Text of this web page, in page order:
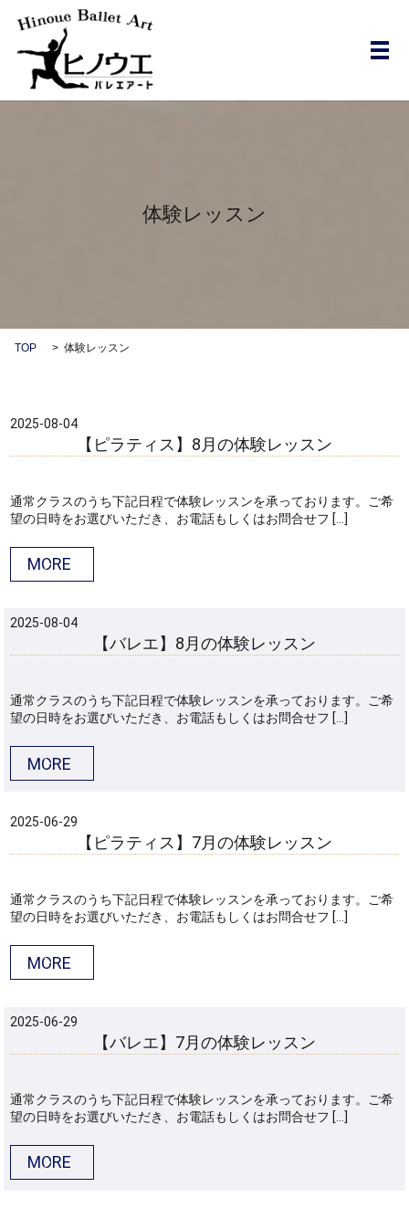
メ
体験レッスン
TOP 体験レッスン
2025-08-04
【ピラティス】8月の体験レッスン
通常クラスのうち下記日程で体験レッスンを承っております。ご希
望の日時をお選びいただき、お電話もしくはお問合せフ […]
MORE
2025-08-04
【バレエ】8月の体験レッスン
通常クラスのうち下記日程で体験レッスンを承っております。ご希
望の日時をお選びいただき、お電話もしくはお問合せフ […]
MORE
2025-06-29
【ピラティス】7月の体験レッスン
通常クラスのうち下記日程で体験レッスンを承っております。ご希
望の日時をお選びいただき、お電話もしくはお問合せフ […]
MORE
2025-06-29
【バレエ】7月の体験レッスン
通常クラスのうち下記日程で体験レッスンを承っております。ご希
望の日時をお選びいただき、お電話もしくはお問合せフ […]
MORE